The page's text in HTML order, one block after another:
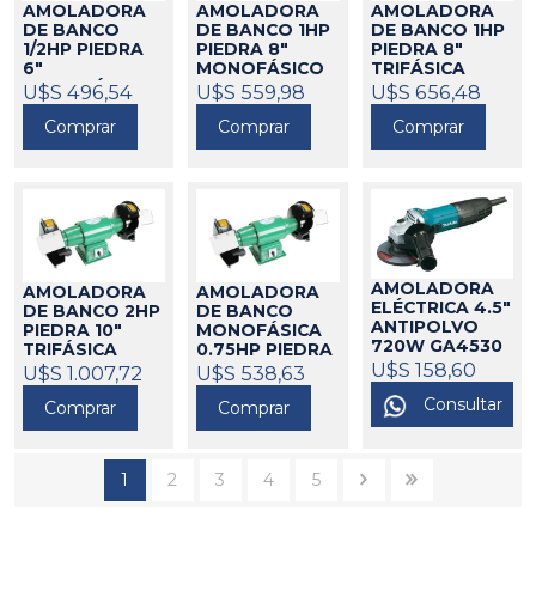
AMOLADORA
DE BANCO
1/2HP PIEDRA
6"
MONOFÁSICA
BARBERO
290017
U$S 496,54
Comprar
AMOLADORA
DE BANCO 1HP
PIEDRA 8"
MONOFÁSICO
BARBERO
290020
U$S 559,98
Comprar
AMOLADORA
DE BANCO 1HP
PIEDRA 8"
TRIFÁSICA
220V BARBERO
290018
U$S 656,48
Comprar
AMOLADORA
DE BANCO 2HP
PIEDRA 10"
TRIFÁSICA
BARBERO
290022
U$S 1.007,72
Comprar
AMOLADORA
DE BANCO
MONOFÁSICA
0.75HP PIEDRA
7" BARBERO
290002
U$S 538,63
Comprar
AMOLADORA
ELÉCTRICA 4.5"
ANTIPOLVO
720W GA4530
MAKITA 325186
U$S 158,60
Consultar
1 2 3 4 5